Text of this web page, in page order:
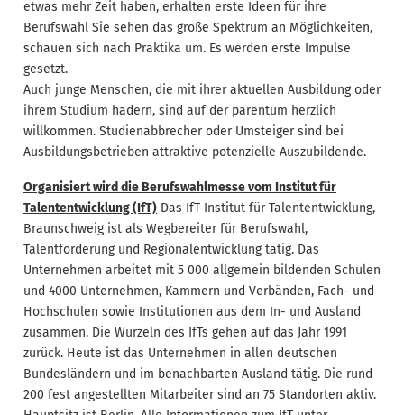
etwas mehr Zeit haben, erhalten erste Ideen für ihre
Berufswahl Sie sehen das große Spektrum an Möglichkeiten,
schauen sich nach Praktika um. Es werden erste Impulse
gesetzt.
Auch junge Menschen, die mit ihrer aktuellen Ausbildung oder
ihrem Studium hadern, sind auf der parentum herzlich
willkommen. Studienabbrecher oder Umsteiger sind bei
Ausbildungsbetrieben attraktive potenzielle Auszubildende.
Organisiert wird die Berufswahlmesse vom Institut für
Talententwicklung (IfT) Das IfT Institut für Talententwicklung,
Braunschweig ist als Wegbereiter für Berufswahl,
Talentförderung und Regionalentwicklung tätig. Das
Unternehmen arbeitet mit 5 000 allgemein bildenden Schulen
und 4000 Unternehmen, Kammern und Verbänden, Fach- und
Hochschulen sowie Institutionen aus dem In- und Ausland
zusammen. Die Wurzeln des IfTs gehen auf das Jahr 1991
zurück. Heute ist das Unternehmen in allen deutschen
Bundesländern und im benachbarten Ausland tätig. Die rund
200 fest angestellten Mitarbeiter sind an 75 Standorten aktiv.